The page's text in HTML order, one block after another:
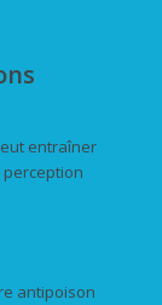
entraîner
antipoison